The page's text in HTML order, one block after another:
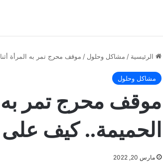
الرئيسية / مشاكل وحلول / موقف محرج تمر به المرأة
مشاكل وحلول
موقف محرج تمر به
الحميمة.. كيف
مارس 20, 2022